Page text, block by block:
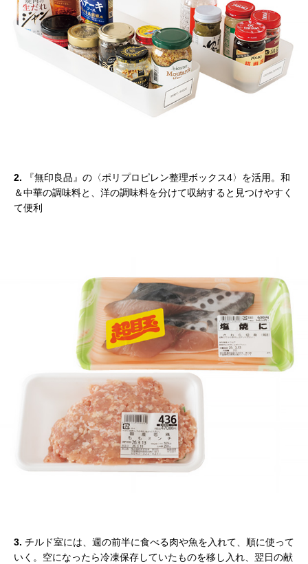
2. 『無印良品』の〈ポリプロピレン整理ボックス4〉を活用。和
＆中華の調味料と、洋の調味料を分けて収納すると見つけやすく
て便利
3. チルド室には、週の前半に食べる肉や魚を入れて、順に使って
いく。空になったら冷凍保存していたものを移し入れ、翌日の献